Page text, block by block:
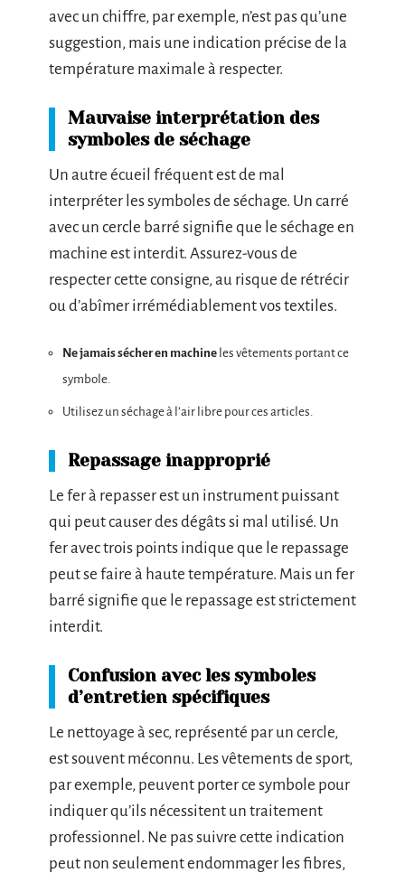
avec un chiffre, par exemple, n’est pas qu’une
suggestion, mais une indication précise de la
température maximale à respecter.
Mauvaise interprétation des
symboles de séchage
Un autre écueil fréquent est de mal
interpréter les symboles de séchage. Un carré
avec un cercle barré signifie que le séchage en
machine est interdit. Assurez-vous de
respecter cette consigne, au risque de rétrécir
ou d’abîmer irrémédiablement vos textiles.
Ne jamais sécher en machine les vêtements portant ce
symbole.
Utilisez un séchage à l’air libre pour ces articles.
Repassage inapproprié
Le fer à repasser est un instrument puissant
qui peut causer des dégâts si mal utilisé. Un
fer avec trois points indique que le repassage
peut se faire à haute température. Mais un fer
barré signifie que le repassage est strictement
interdit.
Confusion avec les symboles
d’entretien spécifiques
Le nettoyage à sec, représenté par un cercle,
est souvent méconnu. Les vêtements de sport,
par exemple, peuvent porter ce symbole pour
indiquer qu’ils nécessitent un traitement
professionnel. Ne pas suivre cette indication
peut non seulement endommager les fibres,